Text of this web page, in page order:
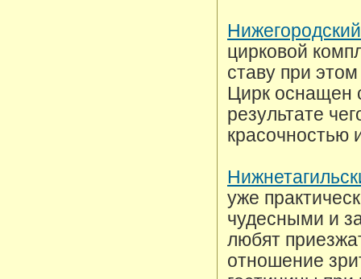
цирковой
ставу при
Цирк оснащен
результате
красочностью
уже
чудесными и
любят
отношение